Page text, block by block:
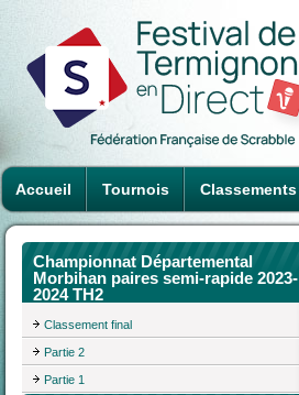
Accueil Tournois Classements
Championnat Départemental
Morbihan paires semi-rapide 2023-
2024 TH2
Classement final
Partie 2
Partie 1